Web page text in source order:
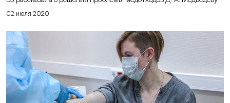
02 июля 2020